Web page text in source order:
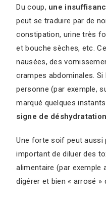
Du coup, une
peut se traduire par de
constipation, urine très
et bouche sèches, etc.
nausées, des
crampes abdominales. Si
personne (par exemple,
marqué quelques
signe de
Une forte soif peut aussi
important de diluer des
alimentaire (par exemple
digérer et bien « arrosé »